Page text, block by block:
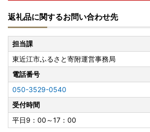
順次発送の手続きを進めておりますが、該
け、および該当地域からの発送を伴う返礼
は、ご案内している発送目安よりもお時
がございます。
安全が確認され次第、配送会社にて順次集
定です。
寄附者の皆様にはご迷惑をおかけいたし
了承のほど何卒よろしくお願い申し上げま
【ヤマト運輸からのご案内】
https://www.yamato-hd.co.jp/
返礼品に関するお問い合わせ先
担当課
東近江市ふるさと寄附運営事務局
電話番号
050-3529-0540
受付時間
平日9：00～17：00